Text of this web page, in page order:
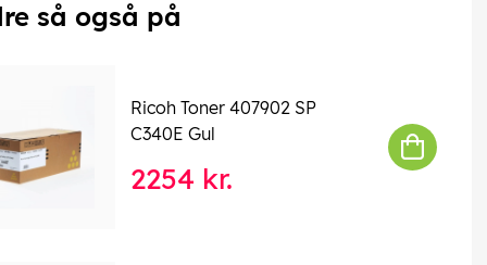
så også på
Ricoh Toner 407902 SP
C340E Gul
2254 kr.